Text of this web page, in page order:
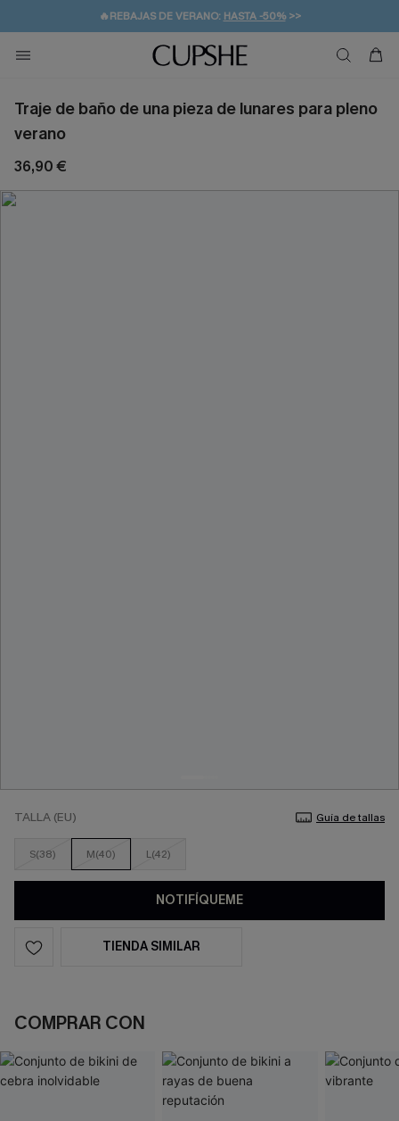
👒PROMOCIÓN DE VERANO:-10% EN 2 VESTIDOS
💌¡SUSCRIBIRSE & GANAR -10% EXTRA!
🚚ENVÍO GRATUITO A PARTIR DE 49 € >>
Traje de baño de una pieza de lunares para pleno
verano
36,90 €
TALLA (EU) Guía de tallas
S(38) M(40) L(42)
NOTIFÍQUEME
TIENDA SIMILAR
COMPRAR CON